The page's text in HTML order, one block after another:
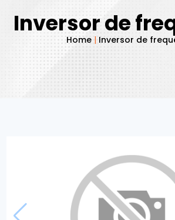
Inversor de
Home | Inversor de